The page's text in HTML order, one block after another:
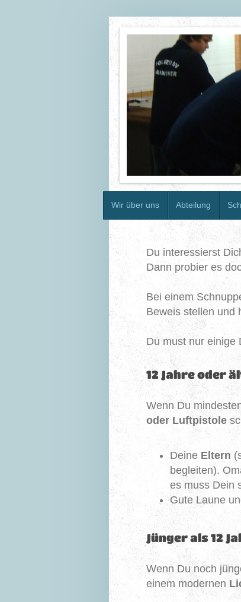
Wir über uns Abteilung
Du interessierst
Dann probier es
Bei einem
Beweis stellen und
Du must nur einige
12 Jahre oder
Wenn Du
oder Luftpistole
Deine Eltern
begleiten).
es muss Dein
Gute Laune
Jünger als 12
Wenn Du noch
einem modernen